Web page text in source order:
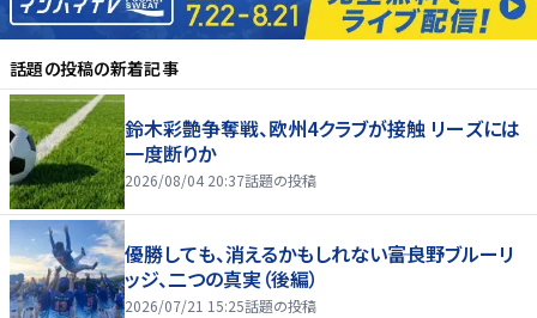
話題の投稿の新着記事
鈴木彩艶争奪戦、欧州4クラブが接触 リーズには
一度断りか
2026/08/04 20:37話題の投稿
優勝しても、消えるかもしれない――富良野ブルーリ
ッジ、二つの真実（後編）
2026/07/21 15:25話題の投稿